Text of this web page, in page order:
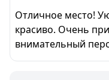
Отличное место!
красиво. Очень
внимательный